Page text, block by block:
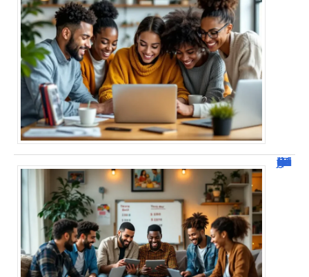
JetPunk : Quiz et jeux de culture générale